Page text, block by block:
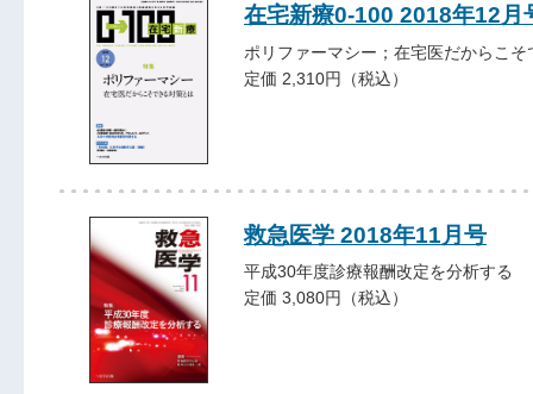
在宅新療0-100 2018年12月
ポリファーマシー；在宅医だからこそ
定価 2,310円（税込）
救急医学 2018年11月号
平成30年度診療報酬改定を分析する
定価 3,080円（税込）